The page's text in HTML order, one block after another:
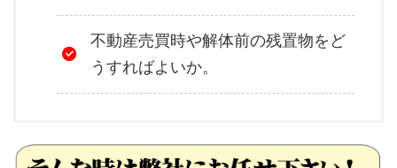
不動産売買時や解体前の残置物をど
うすればよいか。